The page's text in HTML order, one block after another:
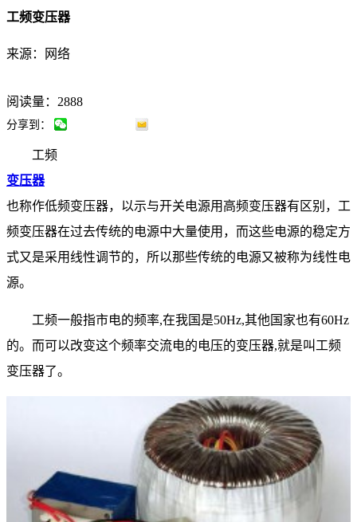
工频变压器
来源：网络
阅读量：2888
分享到：
工频
变压器
也称作低频变压器，以示与开关电源用高频变压器有区别，工
频变压器在过去传统的电源中大量使用，而这些电源的稳定方
式又是采用线性调节的，所以那些传统的电源又被称为线性电
源。
工频一般指市电的频率,在我国是50Hz,其他国家也有60Hz
的。而可以改变这个频率交流电的电压的变压器,就是叫工频
变压器了。